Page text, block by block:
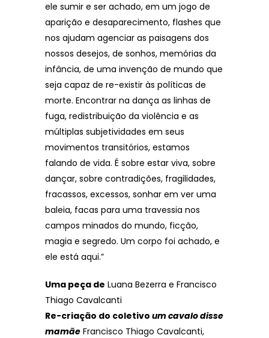
ele sumir e ser achado, em um jogo de
aparição e desaparecimento, flashes que
nos ajudam agenciar as paisagens dos
nossos desejos, de sonhos, memórias da
infância, de uma invenção de mundo que
seja capaz de re-existir às políticas de
morte. Encontrar na dança as linhas de
fuga, redistribuição da violência e as
múltiplas subjetividades em seus
movimentos transitórios, estamos
falando de vida. É sobre estar viva, sobre
dançar, sobre contradições, fragilidades,
fracassos, excessos, sonhar em ver uma
baleia, facas para uma travessia nos
campos minados do mundo, ficção,
magia e segredo. Um corpo foi achado, e
ele está aqui.”
Uma peça de Luana Bezerra e Francisco
Thiago Cavalcanti
Re-criação do coletivo um cavalo disse
mamãe Francisco Thiago Cavalcanti,